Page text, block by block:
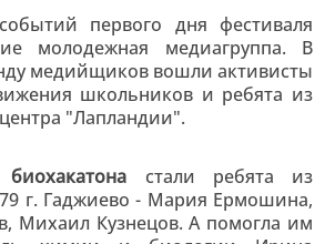
первого дня фестиваля
молодежная медиагруппа. В
медийщиков вошли активисты
школьников и ребята из
"Лапландии".
стали ребята из
г. Гаджиево - Мария Ермошина,
Михаил Кузнецов. А помогла им